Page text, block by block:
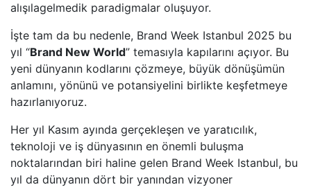
alışılagelmedik paradigmalar oluşuyor.
İşte tam da bu nedenle, Brand Week Istanbul 2025 bu
yıl “Brand New World” temasıyla kapılarını açıyor. Bu
yeni dünyanın kodlarını çözmeye, büyük dönüşümün
anlamını, yönünü ve potansiyelini birlikte keşfetmeye
hazırlanıyoruz.
Her yıl Kasım ayında gerçekleşen ve yaratıcılık,
teknoloji ve iş dünyasının en önemli buluşma
noktalarından biri haline gelen Brand Week Istanbul, bu
yıl da dünyanın dört bir yanından vizyoner